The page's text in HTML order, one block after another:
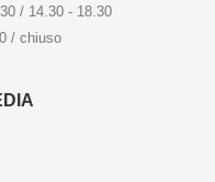
/ 14.30 - 18.30
/ chiuso